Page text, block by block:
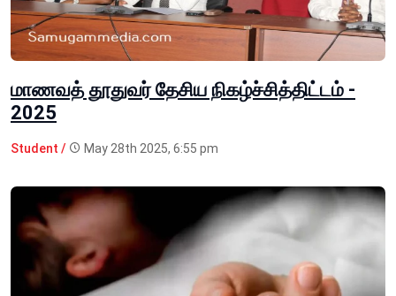
மாணவத் தூதுவர் தேசிய நிகழ்ச்சித்திட்டம் -
2025
Student / May 28th 2025, 6:55 pm